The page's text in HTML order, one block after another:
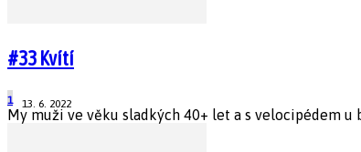
#33 Kvítí
13. 6. 2022
1
My muži ve věku sladkých 40+ let a s velocipédem